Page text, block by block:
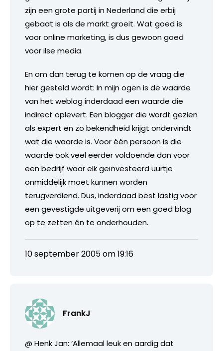
zijn een grote partij in Nederland die erbij
gebaat is als de markt groeit. Wat goed is
voor online marketing, is dus gewoon goed
voor ilse media.
En om dan terug te komen op de vraag die
hier gesteld wordt: In mijn ogen is de waarde
van het weblog inderdaad een waarde die
indirect oplevert. Een blogger die wordt gezien
als expert en zo bekendheid krijgt ondervindt
wat die waarde is. Voor één persoon is die
waarde ook veel eerder voldoende dan voor
een bedrijf waar elk geïnvesteerd uurtje
onmiddelijk moet kunnen worden
terugverdiend. Dus, inderdaad best lastig voor
een gevestigde uitgeverij om een goed blog
op te zetten én te onderhouden.
10 september 2005 om 19:16
FrankJ
@ Henk Jan: ‘Allemaal leuk en aardig dat